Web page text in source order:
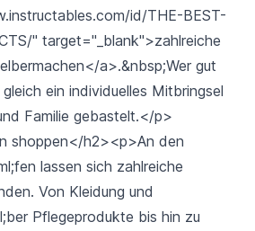
id/THE-BEST-
" target="_blank">zahlreiche
a>.&nbsp;Wer gut
ein individuelles Mitbringsel
Familie gebastelt.</p>
shoppen</h2><p>An den
lassen sich zahlreiche
Von Kleidung und
Pflegeprodukte bis hin zu